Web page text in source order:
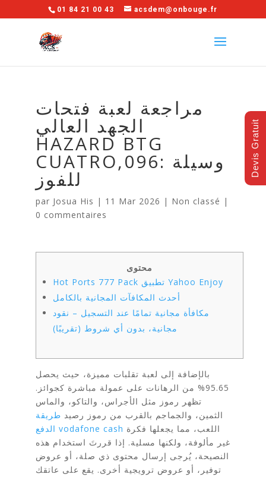
01 84 21 00 43 acsdem@onbouge.fr
مراجعة لعبة فتحات
الجهد العالي
HAZARD BTG
CUATRO,096: وسيلة
للفوز
par Josua His | 11 Mar 2026 | Non classé |
0 commentaires
محتوى
Hot Ports 777 Pack تطبيق Yahoo Enjoy
أحدث المكافآت المجانية بالكامل
مكافأة مجانية تمامًا عند التسجيل – نقود
مجانية، بدون أي شروط (تقريبًا)
بالإضافة إلى لعبة تقلبات مميزة، حيث يحصل
95.65% من الرهانات على عمولة مباشرة كجوائز.
تظهر رموز مثل الأجراس، والتاكو، والماس
الثمين، والجماجم بالقرب من رموز رصيد طريقة
الدفع vodafone cash
غير مألوفة، ولكنها مسلية. إذا قررتَ استخدام هذه
النصيحة، يُرجى إرسال محتوى ذي صلة، أو عروض
توفير، أو عروض ترويجية أخرى. يقع على عاتقك
Devis Gratuit